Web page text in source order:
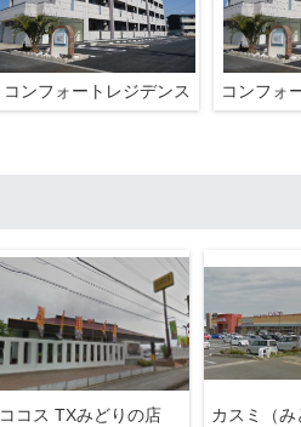
コンフォートレジデンス コンフォ
ココス TXみどりの店